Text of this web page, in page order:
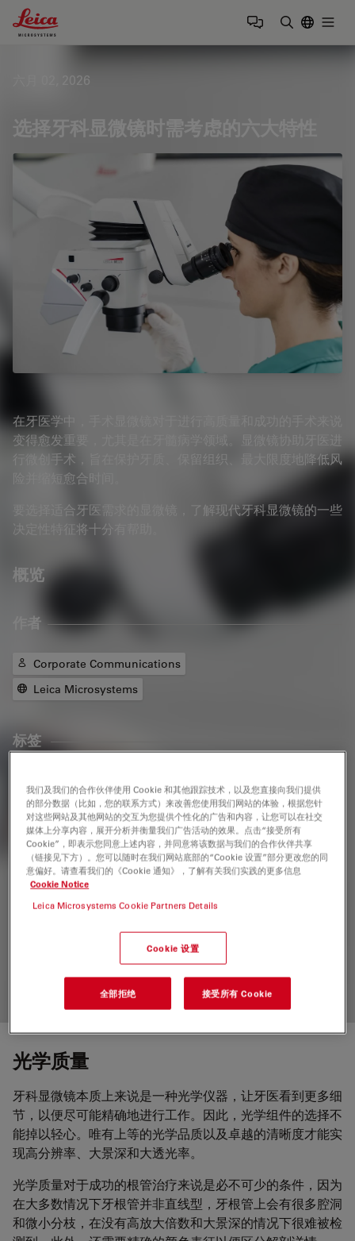
Leica Microsystems Logo
六月 02, 2026
选择牙科显微镜时需考虑的六大特性
在牙医学中，手术显微镜对于进行高质量和成功的手术来说
变得愈发重要，尤其是在牙髓病学领域。显微镜协助牙医进
行微创手术，旨在保护牙质、保留组织、最大限度地降低风
险并缩短愈合时间。
要选择适合牙医需求的显微镜，了解现代牙科显微镜的一些
决定性特征将十分有帮助。
概览
作者
Corporate Communications
Leica Microsystems
标签
牙科 人体工程学 外科显微镜 清洁 医学专科
相关产品
M320 D
光学质量
牙科显微镜本质上来说是一种光学仪器，让牙医看到更多细
节，以便尽可能精确地进行工作。因此，光学组件的选择不
能掉以轻心。唯有上等的光学品质以及卓越的清晰度才能实
现高分辨率、大景深和大透光率。
光学质量对于成功的根管治疗来说是必不可少的条件，因为
在大多数情况下牙根管并非直线型，牙根管上会有很多腔洞
和微小分枝，在没有高放大倍数和大景深的情况下很难被检
我们及我们的合作伙伴使用 Cookie 和其他跟踪技术，以及您直接向我们提供
的部分数据（比如，您的联系方式）来改善您使用我们网站的体验，根据您针
对这些网站及其他网站的交互为您提供个性化的广告和内容，让您可以在社交
媒体上分享内容，展开分析并衡量我们广告活动的效果。点击“接受所有
Cookie”，即表示您同意上述内容，并同意将该数据与我们的合作伙伴共享
（链接见下方）。您可以随时在我们网站底部的“Cookie 设置”部分更改您的同
意偏好。请查看我们的《Cookie 通知》，了解有关我们实践的更多信息
Cookie Notice
Leica Microsystems Cookie Partners Details
Cookie 设置
全部拒绝 接受所有 Cookie